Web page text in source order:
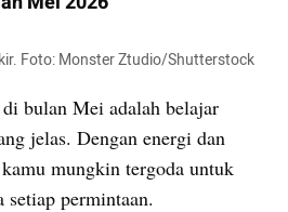
Foto: Monster Ztudio/Shutterstock
bulan Mei adalah belajar
jelas. Dengan energi dan
mungkin tergoda untuk
setiap permintaan.